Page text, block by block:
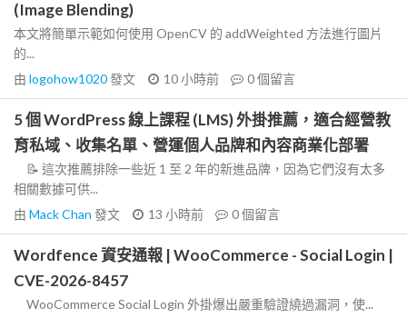
(Image Blending)
本文將簡單示範如何使用 OpenCV 的 addWeighted 方法進行圖片
的...
由 logohow1020發文 10 小時前 0個留言
5 個 WordPress 線上課程 (LMS) 外掛推薦，適合經營教
育私域、收集名單、營運個人品牌和內容商業化部署
📝 這次推薦排除一些近 1 至 2 年的新進品牌，因為它們沒有太多
相關數據可供...
由 Mack Chan 發文 13 小時前 0個留言
Wordfence 資安通報 | WooCommerce - Social Login |
CVE-2026-8457
WooCommerce Social Login 外掛爆出嚴重驗證繞過漏洞，使...